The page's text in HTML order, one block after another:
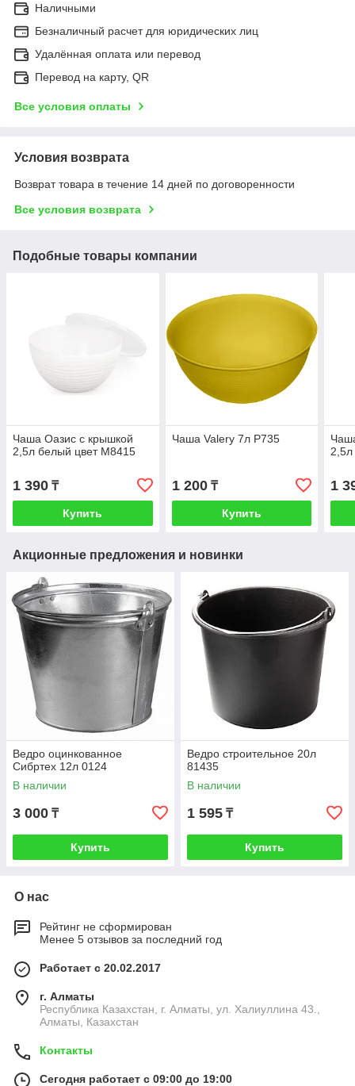
Наличными
Безналичный расчет для юридических лиц
Удалённая оплата или перевод
Перевод на карту, QR
Все условия оплаты
Условия возврата
Возврат товара в течение 14 дней по договоренности
Все условия возврата
Подобные товары компании
Чаша Оазис с крышкой
2,5л белый цвет М8415
1 390 ₸
Купить
Чаша Valery 7л Р735
1 200₸
Купить
1
Акционные предложения и новинки
Ведро оцинкованное
Сибртех 12л 0124
В наличии
3 000 ₸
Купить
Ведро строительное 20л
81435
В наличии
1 595 ₸
Купить
О нас
Рейтинг не сформирован
Менее 5 отзывов за последний год
Работает с 20.02.2017
г. Алматы
Республика Казахстан, г. Алматы, ул. Халиуллина 43.,
Алматы, Казахстан
Контакты
Сегодня работает с 09:00 до 19:00